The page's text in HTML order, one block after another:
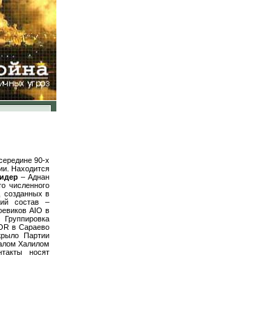
90-х
Находится
– Аднан
численного
созданных в
состав –
AIO в
в Сараево
Партии
Халилом
носят